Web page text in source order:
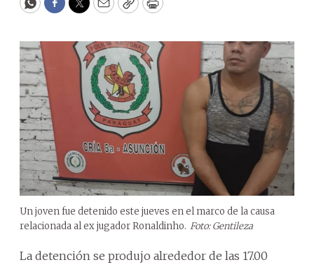
WhatsApp
Facebook
Twitter
EmailCopyPrint
Un joven fue detenido este jueves en el marco de la causa
relacionada al ex jugador Ronaldinho. Foto: Gentileza
La detención se produjo alrededor de las 17.00